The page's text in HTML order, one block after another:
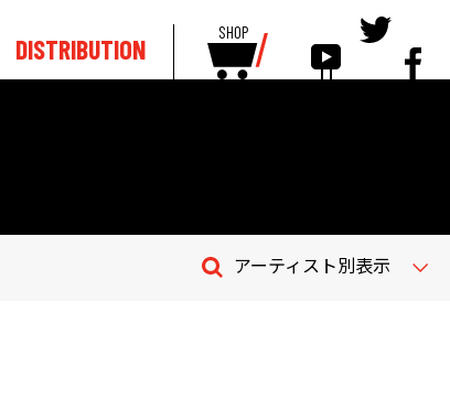
DISTRIBUTION
SHOP
アーティスト別表示